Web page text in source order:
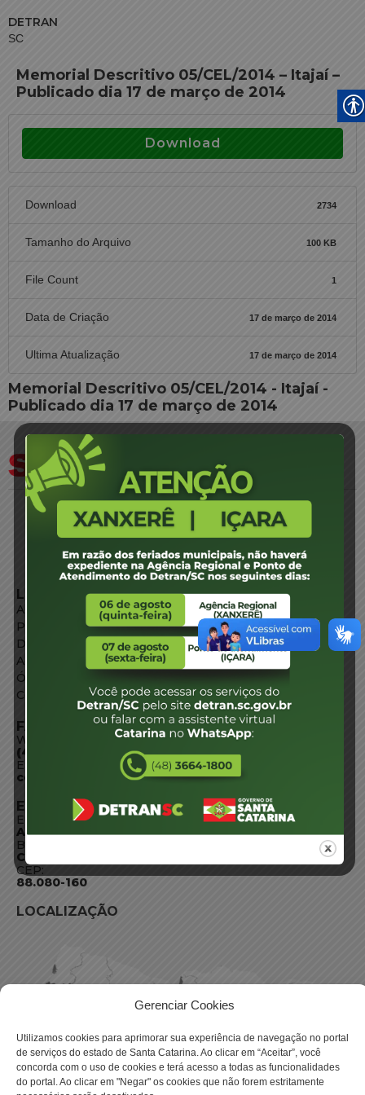
Gerenciar Cookies
Utilizamos cookies para aprimorar sua experiência de navegação no portal
de serviços do estado de Santa Catarina. Ao clicar em “Aceitar”, você
concorda com o uso de cookies e terá acesso a todas as funcionalidades
do portal. Ao clicar em "Negar" os cookies que não forem estritamente
DETRAN
SC
Memorial Descritivo 05/CEL/2014 – Itajaí –
Publicado dia 17 de março de 2014
Download
Download 2734
Tamanho do Arquivo 100 KB
File Count 1
Data de Criação 17 de março de 2014
Ultima Atualização 17 de março de 2014
Memorial Descritivo 05/CEL/2014 - Itajaí -
Publicado dia 17 de março de 2014
LINKS EXTERNOS
Agência de Notícias
Portal de Serviços
Diário Oficial
Acesso à Informação
Órgãos do Governo
Conheça SC
FALE CONOSCO
WhatsApp:
(48) 3664-1800
E-mail:
centraldeinformacoes@detran.sc.gov.br
ENDEREÇO
Endereço:
Av. Almirante Tamandaré - 480
Bairro:
Coqueiros, Florianópolis SC
CEP:
88.080-160
LOCALIZAÇÃO